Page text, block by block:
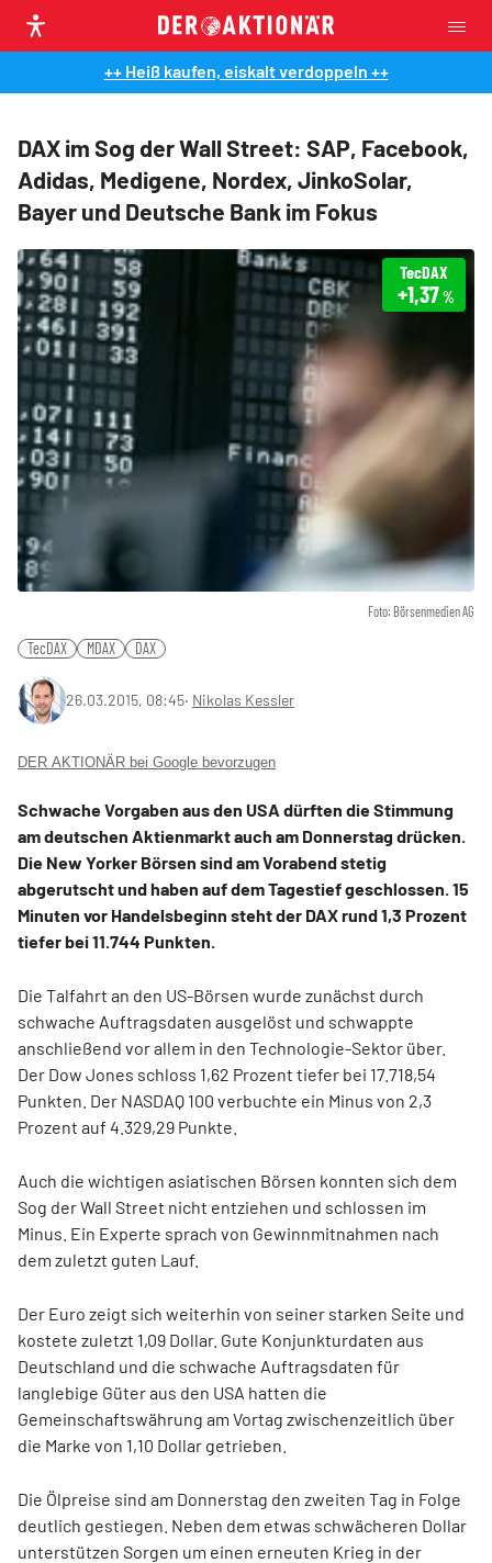
++ Heiß kaufen, eiskalt verdoppeln ++
DAX im Sog der Wall Street: SAP, Facebook,
Adidas, Medigene, Nordex, JinkoSolar,
Bayer und Deutsche Bank im Fokus
Foto: Börsenmedien AG
TecDAX
+1,37%
TecDAX MDAX DAX
26.03.2015, 08:45‧ Nikolas Kessler
DER AKTIONÄR bei Google bevorzugen
Schwache Vorgaben aus den USA dürften die Stimmung
am deutschen Aktienmarkt auch am Donnerstag drücken.
Die New Yorker Börsen sind am Vorabend stetig
abgerutscht und haben auf dem Tagestief geschlossen. 15
Minuten vor Handelsbeginn steht der DAX rund 1,3 Prozent
tiefer bei 11.744 Punkten.
Die Talfahrt an den US-Börsen wurde zunächst durch
schwache Auftragsdaten ausgelöst und schwappte
anschließend vor allem in den Technologie-Sektor über.
Der Dow Jones schloss 1,62 Prozent tiefer bei 17.718,54
Punkten. Der NASDAQ 100 verbuchte ein Minus von 2,3
Prozent auf 4.329,29 Punkte.
Auch die wichtigen asiatischen Börsen konnten sich dem
Sog der Wall Street nicht entziehen und schlossen im
Minus. Ein Experte sprach von Gewinnmitnahmen nach
dem zuletzt guten Lauf.
Der Euro zeigt sich weiterhin von seiner starken Seite und
kostete zuletzt 1,09 Dollar. Gute Konjunkturdaten aus
Deutschland und die schwache Auftragsdaten für
langlebige Güter aus den USA hatten die
Gemeinschaftswährung am Vortag zwischenzeitlich über
die Marke von 1,10 Dollar getrieben.
Die Ölpreise sind am Donnerstag den zweiten Tag in Folge
deutlich gestiegen. Neben dem etwas schwächeren Dollar
unterstützen Sorgen um einen erneuten Krieg in der